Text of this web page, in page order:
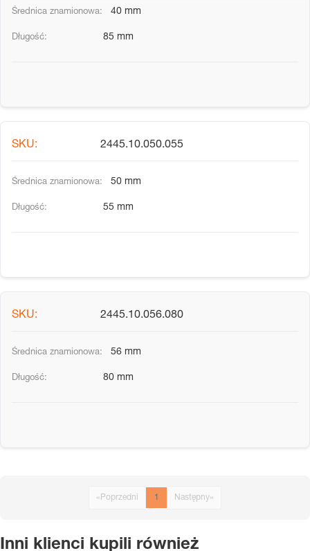
40 mm
85 mm
2445.10.050.055
50 mm
55 mm
2445.10.056.080
56 mm
80 mm
« Poprzedni 1 Następny»
Inni klienci kupili również